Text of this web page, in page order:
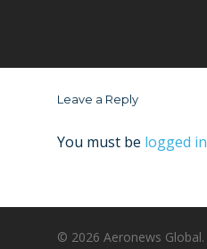
Leave a Reply
You must be logged in
© 2026 Aeronews Global.